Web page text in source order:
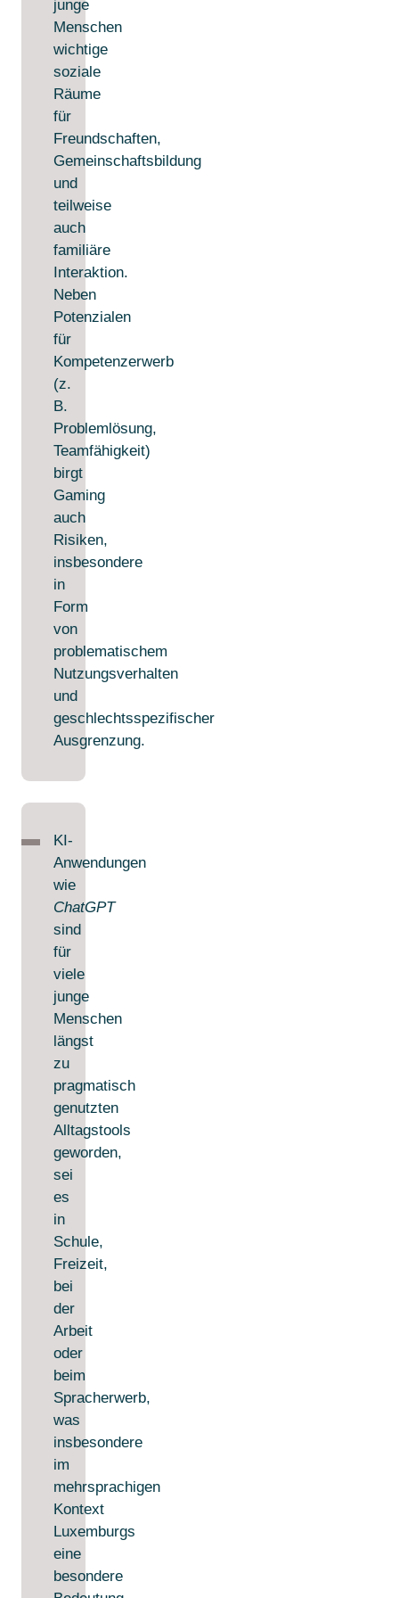
junge
Menschen
wichtige
soziale
Räume
für
Freundschaften,
Gemeinschaftsbildung
und
teilweise
auch
familiäre
Interaktion.
Neben
Potenzialen
für
Kompetenzerwerb
(z.
B.
Problemlösung,
Teamfähigkeit)
birgt
Gaming
auch
Risiken,
insbesondere
in
Form
von
problematischem
Nutzungsverhalten
und
geschlechtsspezifischer
Ausgrenzung.
KI-
Anwendungen
wie
ChatGPT
sind
für
viele
junge
Menschen
längst
zu
pragmatisch
genutzten
Alltagstools
geworden,
sei
es
in
Schule,
Freizeit,
bei
der
Arbeit
oder
beim
Spracherwerb,
was
insbesondere
im
mehrsprachigen
Kontext
Luxemburgs
eine
besondere